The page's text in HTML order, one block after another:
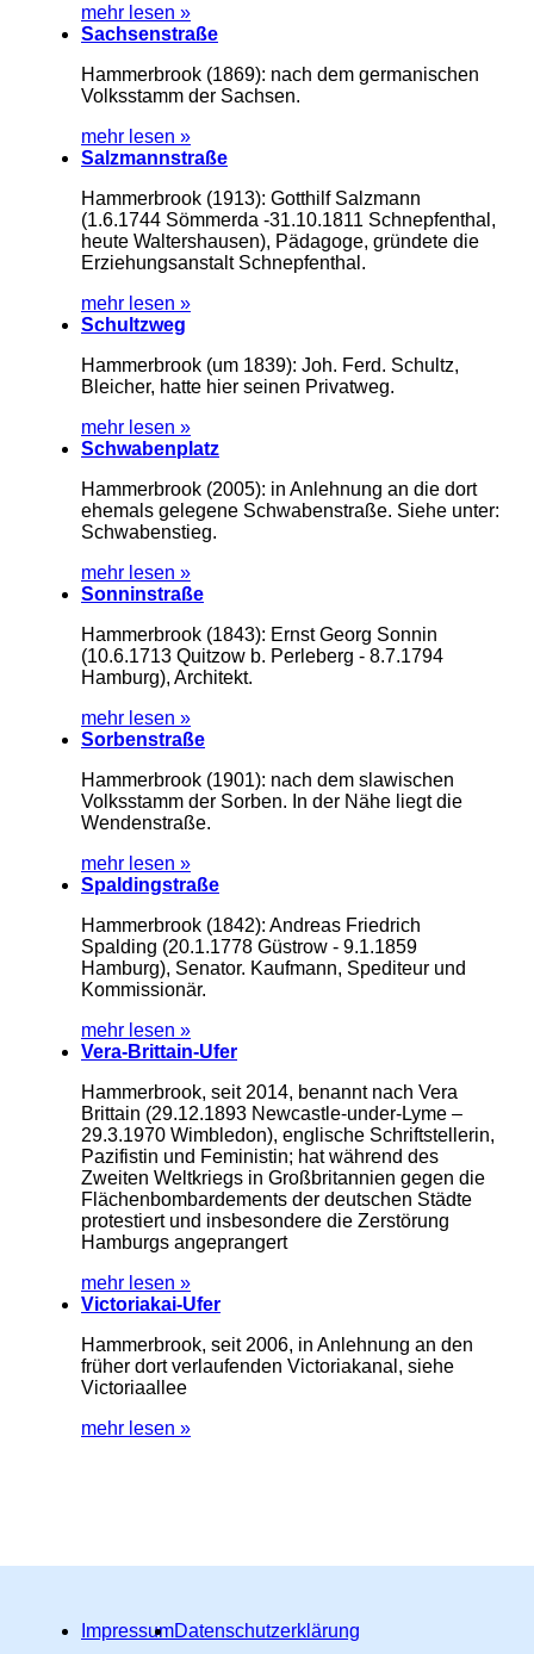
mehr lesen »
Sachsenstraße
Hammerbrook (1869): nach dem germanischen
Volksstamm der Sachsen.
mehr lesen »
Salzmannstraße
Hammerbrook (1913): Gotthilf Salzmann
(1.6.1744 Sömmerda -31.10.1811 Schnepfenthal,
heute Waltershausen), Pädagoge, gründete die
Erziehungsanstalt Schnepfenthal.
mehr lesen »
Schultzweg
Hammerbrook (um 1839): Joh. Ferd. Schultz,
Bleicher, hatte hier seinen Privatweg.
mehr lesen »
Schwabenplatz
Hammerbrook (2005): in Anlehnung an die dort
ehemals gelegene Schwabenstraße. Siehe unter:
Schwabenstieg.
mehr lesen »
Sonninstraße
Hammerbrook (1843): Ernst Georg Sonnin
(10.6.1713 Quitzow b. Perleberg - 8.7.1794
Hamburg), Architekt.
mehr lesen »
Sorbenstraße
Hammerbrook (1901): nach dem slawischen
Volksstamm der Sorben. In der Nähe liegt die
Wendenstraße.
mehr lesen »
Spaldingstraße
Hammerbrook (1842): Andreas Friedrich
Spalding (20.1.1778 Güstrow - 9.1.1859
Hamburg), Senator. Kaufmann, Spediteur und
Kommissionär.
mehr lesen »
Vera-Brittain-Ufer
Hammerbrook, seit 2014, benannt nach Vera
Brittain (29.12.1893 Newcastle-under-Lyme –
29.3.1970 Wimbledon), englische Schriftstellerin,
Pazifistin und Feministin; hat während des
Zweiten Weltkriegs in Großbritannien gegen die
Flächenbombardements der deutschen Städte
protestiert und insbesondere die Zerstörung
Hamburgs angeprangert
mehr lesen »
Victoriakai-Ufer
Hammerbrook, seit 2006, in Anlehnung an den
früher dort verlaufenden Victoriakanal, siehe
Victoriaallee
mehr lesen »
ImpressumDatenschutzerklärung